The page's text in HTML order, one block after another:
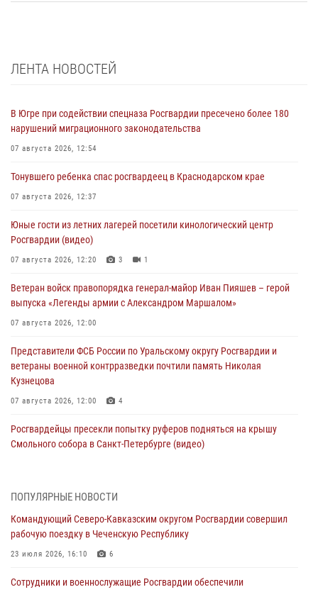
ЛЕНТА НОВОСТЕЙ
В Югре при содействии спецназа Росгвардии пресечено более 180
нарушений миграционного законодательства
07 августа 2026, 12:54
Тонувшего ребенка спас росгвардеец в Краснодарском крае
07 августа 2026, 12:37
Юные гости из летних лагерей посетили кинологический центр
Росгвардии (видео)
07 августа 2026, 12:20 3 1
Ветеран войск правопорядка генерал-майор Иван Пияшев – герой
выпуска «Легенды армии с Александром Маршалом»
07 августа 2026, 12:00
Представители ФСБ России по Уральскому округу Росгвардии и
ветераны военной контрразведки почтили память Николая
Кузнецова
07 августа 2026, 12:00 4
Росгвардейцы пресекли попытку руферов подняться на крышу
Смольного собора в Санкт-Петербурге (видео)
В Курске росгвардейцы провели занятие по основам
07 августа 2026, 11:33
Рэпер ST посетил раненых росгвардейцев в Главном военном
ПОПУЛЯРНЫЕ НОВОСТИ
Командующий Северо-Кавказским округом Росгвардии совершил
рабочую поездку в Чеченскую Республику
23 июля 2026, 16:10 6
Сотрудники и военнослужащие Росгвардии обеспечили